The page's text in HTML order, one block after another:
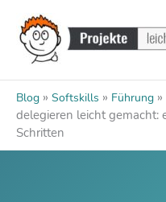
Inhalt
springen
Blog » Softskills » Führung »
delegieren leicht gemacht:
Schritten